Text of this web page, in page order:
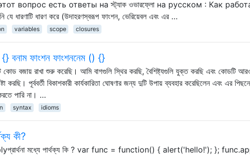
этот вопрос есть ответы на স্ট্যাক ওভারফ্লো на русском : Как
ধারণাটি ধারণ করে (উদাহরণস্বরূপ ফাংশন, ভেরিয়েবল এবং এর …
variables scope closures
বনাম ফাংশন ফাংশননেম () {}
কোড বজায় রাখা শুরু করেছি। আমি বাগগুলি স্থির করছি, বৈশিষ্ট্যগুলি যুক্ত করছি এবং কোডটি
করছি। পূর্ববর্তী বিকাশকারী কার্যকারিতা ঘোষণার জন্য দুটি উপায় ব্যবহার করেছিলেন এবং এর
পারি না। …
syntax idioms
কী?
মধ্যে পার্থক্য কি ? var func = function() { alert('hello!'); };